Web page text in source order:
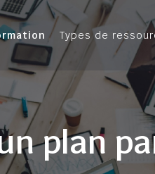
Types de
plan